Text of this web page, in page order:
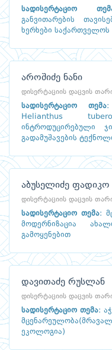
სადისერტაციო
განვითარების
ხერხები საქართველოს
აროშიძე ნანი
დისერტაციის დაცვის
სადისერტაციო თემა
Helianthus
ინტროდუცირებული
გადამუშავების
აბუსელიძე ფადიკო
დისერტაციის დაცვის
სადისერტაციო თემა:
მოდერნიზაცია
გამოყენებით
დავითაძე რუსლან
დისერტაციის დაცვის
სადისერტაციო თემა:
ეკოლოგია)